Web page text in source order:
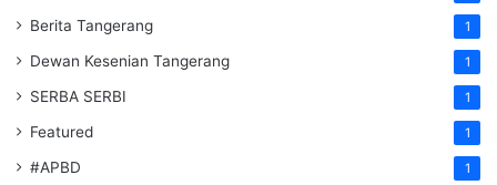
Berita Tangerang 1
Dewan Kesenian Tangerang 1
SERBA SERBI 1
Featured 1
#APBD 1